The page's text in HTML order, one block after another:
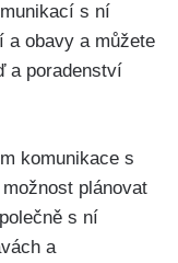
s ní
a​ obavy a můžete
a poradenství
komunikace s
plánovat
s ní
a